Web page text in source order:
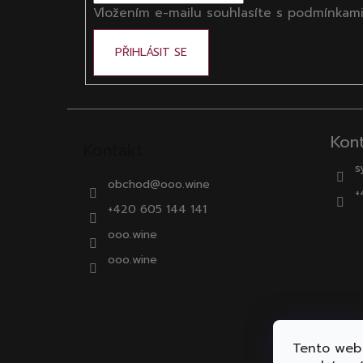
Tento
Vložením e-mailu souhlasíte s
PŘIHLÁSIT SE
obchod@ooo.wine
+420 605 144 141
ooo.wine
ooo.wine